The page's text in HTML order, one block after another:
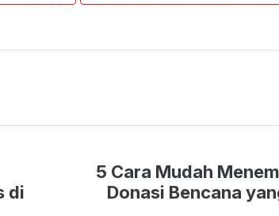
di
5 Cara Mudah
Donasi Bencana